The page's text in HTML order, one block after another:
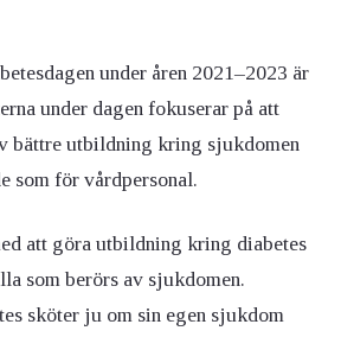
under åren 2021–2023 är
under dagen fokuserar på att
bättre utbildning kring sjukdomen
som för vårdpersonal.
att göra utbildning kring diabetes
som berörs av sjukdomen.
sköter ju om sin egen sjukdom